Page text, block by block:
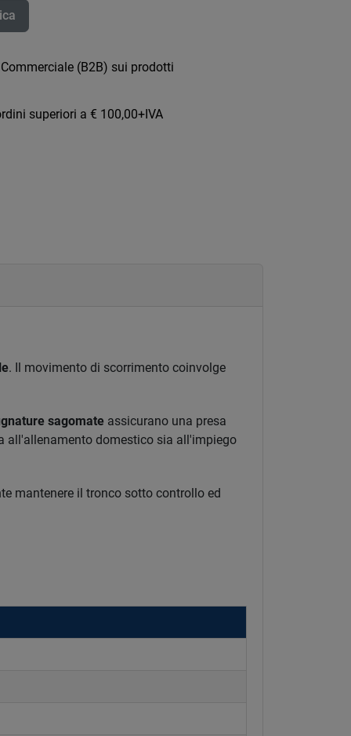
(B2B) sui prodotti
superiori a € 100,00+IVA
. Il movimento di scorrimento coinvolge
sagomate assicurano una presa
all'allenamento domestico sia all'impiego
mantenere il tronco sotto controllo ed